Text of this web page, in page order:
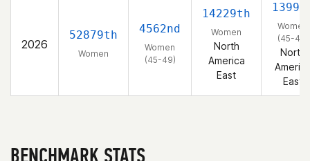
2026
52879th
Women
4562nd
Women
(45-49)
14229th
Women
North
America
East
Women
(45-49)
North
East
BENCHMARK STATS